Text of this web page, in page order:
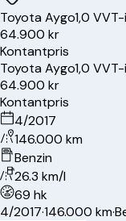
ToyotaAygo1,0
64.900 kr
Kontantpris
ToyotaAygo1,0
64.900 kr
Kontantpris
4/2017
146.000 km
Benzin
26.3 km/l
69 hk
4/2017·146.000 km·